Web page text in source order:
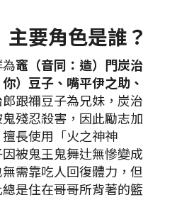
主要角色是誰？
竈（音同：造）門炭治
）豆子、嘴平伊之助、
郎跟禰豆子為兄妹，炭治
殘忍殺害，因此勵志加
長使用「火之神神
被鬼王鬼舞辻無慘變成
需靠吃人回復體力，但
是住在哥哥所背著的籃